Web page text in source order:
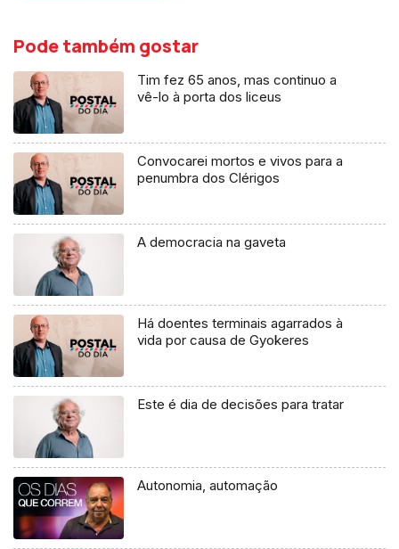
Pode também gostar
Tim fez 65 anos, mas continuo a
vê-lo à porta dos liceus
Convocarei mortos e vivos para a
penumbra dos Clérigos
A democracia na gaveta
Há doentes terminais agarrados à
vida por causa de Gyokeres
Este é dia de decisões para tratar
Autonomia, automação